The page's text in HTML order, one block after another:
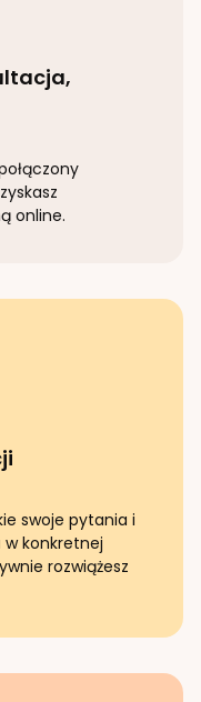
online.
swoje pytania i
w konkretnej
rozwiążesz